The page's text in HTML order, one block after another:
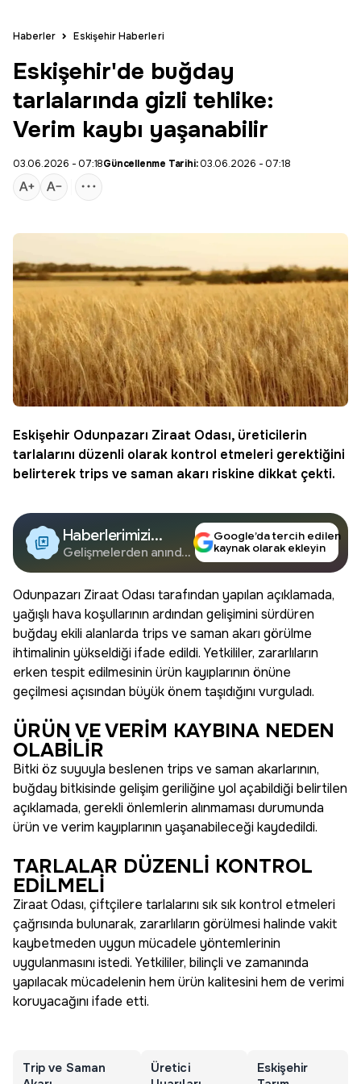
Haberler Eskişehir Haberleri
Eskişehir'de buğday
tarlalarında gizli tehlike:
Verim kaybı yaşanabilir
03.06.2026 - 07:18Güncellenme Tarihi:03.06.2026 - 07:18
Eskişehir Odunpazarı Ziraat Odası, üreticilerin
tarlalarını düzenli olarak kontrol etmeleri gerektiğini
belirterek trips ve saman akarı riskine dikkat çekti.
Haberlerimizi
Google'da Takip
Edin
Gelişmelerden anında
Google’da tercih edilen
kaynak olarak ekleyin
Odunpazarı Ziraat Odası tarafından yapılan açıklamada,
yağışlı hava koşullarının ardından gelişimini sürdüren
buğday ekili alanlarda trips ve saman akarı görülme
ihtimalinin yükseldiği ifade edildi. Yetkililer, zararlıların
erken tespit edilmesinin ürün kayıplarının önüne
geçilmesi açısından büyük önem taşıdığını vurguladı.
ÜRÜN VE VERİM KAYBINA NEDEN
OLABİLİR
Bitki öz suyuyla beslenen trips ve saman akarlarının,
buğday bitkisinde gelişim geriliğine yol açabildiği belirtilen
açıklamada, gerekli önlemlerin alınmaması durumunda
ürün ve verim kayıplarının yaşanabileceği kaydedildi.
TARLALAR DÜZENLİ KONTROL
EDİLMELİ
Ziraat Odası, çiftçilere tarlalarını sık sık kontrol etmeleri
çağrısında bulunarak, zararlıların görülmesi halinde vakit
kaybetmeden uygun mücadele yöntemlerinin
uygulanmasını istedi. Yetkililer, bilinçli ve zamanında
yapılacak mücadelenin hem ürün kalitesini hem de verimi
koruyacağını ifade etti.
Trip ve Saman
Üretici
Eskişehir